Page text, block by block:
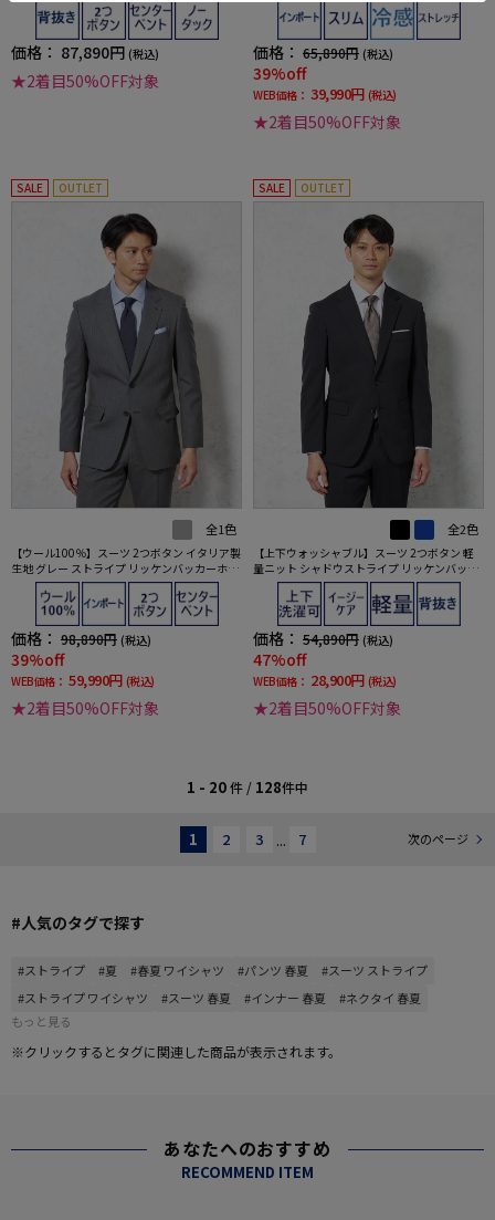
価格： 87,890円 (税込)
★2着目50%OFF対象
価格： 65,890円 (税込)
39%off
WEB価格： 39,990円 (税込)
★2着目50%OFF対象
SALE OUTLET
全1色
【ウール100％】スーツ 2つボタン イタリア製
生地 グレー ストライプ リッケンバッカーホワ
価格： 98,890円 (税込)
39%off
WEB価格： 59,990円 (税込)
★2着目50%OFF対象
SALE OUTLET
全2色
【上下ウォッシャブル】スーツ 2つボタン 軽
量ニット シャドウストライプ リッケンバッカ
ー 春夏
価格： 54,890円 (税込)
47%off
WEB価格： 28,900円 (税込)
★2着目50%OFF対象
1 - 20件 / 128件中
1 2 3 ... 7 次のページ
#人気のタグで探す
#ストライプ #夏 #春夏 ワイシャツ #パンツ 春夏
#スーツ ストライプ
#ストライプ ワイシャツ
#スーツ 春夏 #インナー 春夏
#ネクタイ 春夏
もっと見る
※クリックするとタグに関連した商品が表示されます。
あなたへのおすすめ
RECOMMEND ITEM